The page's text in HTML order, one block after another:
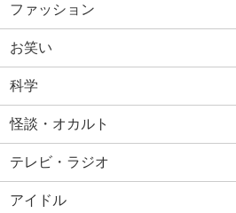
ファッション
お笑い
科学
怪談・オカルト
テレビ・ラジオ
アイドル